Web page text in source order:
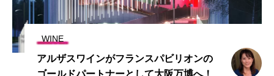
WINE
アルザスワインがフランスパビリオンの